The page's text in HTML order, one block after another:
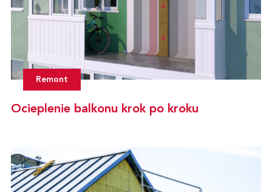
Remont
Ocieplenie balkonu krok po kroku